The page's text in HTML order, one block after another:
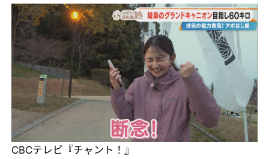
CBCテレビ『チャント！』